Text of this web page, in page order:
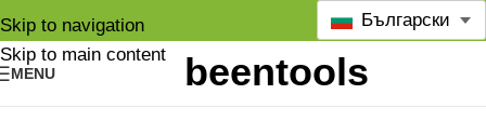
Skip to navigation
Skip to main content
MENU
Български